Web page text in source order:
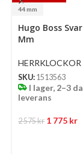
44 mm
options
Hugo Boss
Mm
HERRKLOCKOR
SKU: 1513563
I lager, 2–3
leverans
2 575kr 1 775 kr